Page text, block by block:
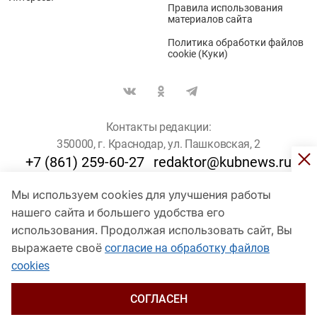
Мы используем cookies для улучшения работы
нашего сайта и большего удобства его
использования. Продолжая использовать сайт, Вы
выражаете своё согласие на обработку файлов
cookies
СОГЛАСЕН
Правила использования
материалов сайта
Политика обработки файлов
cookie (Куки)
Контакты редакции:
350000, г. Краснодар, ул. Пашковская, 2
+7 (861) 259-60-27 redaktor@kubnews.ru
Для пользователей старше 16 лет
© Кубанские Новости, 2017
Сетевое издание «kubnews» зарегистрировано Федеральной
службой по надзору в сфере связи, информационных технологий
и массовых коммуникаций (Роскомнадзор). Регистрационный
Пашковская, 2). Главный редактор – Филиппов О. Ю.